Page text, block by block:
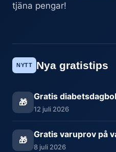
tjäna pengar!
NYTT Nya gratistips
🎁
Gratis
12 juli 2026
🎁
Gratis varuprov på
8 juli 2026